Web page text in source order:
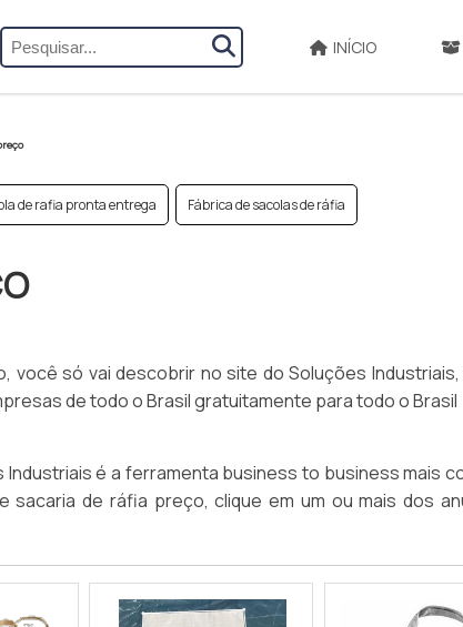
INÍCIO
de rafia pronta entrega Fábrica de sacolas de ráfia
você só vai descobrir no site do Soluções Industriais,
de todo o Brasil gratuitamente para todo o Brasil
é a ferramenta business to business mais
sacaria de ráfia preço, clique em um ou mais dos